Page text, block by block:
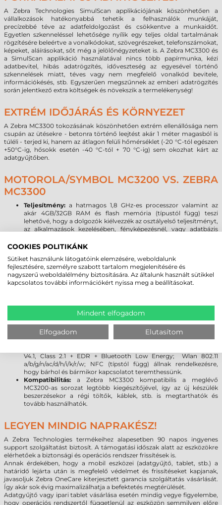
A Zebra Technologies SimulScan applikációjának köszönhetően a
vállalkozások hatékonyabbá tehetik a felhasználók munkáját,
precízebbé téve az adatfeldolgozást és csökkentve a munkaidőt.
Egyetlen szkenneléssel lehetősége nyílik egy teljes oldal tartalmának
rögzítésére beleértve a vonalkódokat, szövegrészeket, telefonszámokat,
képeket, aláírásokat, sőt még a jelölőnégyzeteket is. A Zebra MC3300 és
a SimulScan applikáció használatával nincs több papírmunka, kézi
adatbevitel, hibás adatrögzítés, időveszteség az egyesével történő
szkennelések miatt, téves vagy nem megfelelő vonalkód bevitele,
információkésés, stb. Egyszerűen megszűnnek az emberi adatrögzítés
során jelentkező extra költségek és növekszik a termelékenység!
EXTRÉM IDŐJÁRÁS ÉS KÖRNYEZET
A Zebra MC3300 tokozásának köszönhetően extrém ellenállósága nem
csupán az ütésekre - betonra történő leejtést akár 1 méter magasból is
túléli - terjed ki, hanem az átlagon felüli hőmérséklet (-20 °C-tól egészen
+50°C-ig, hősokk esetén -40 °C-tól + 70 °C-ig) sem okozhat kárt az
adatgyűjtőben.
MOTOROLA/SYMBOL MC3200 VS. ZEBRA
MC3300
Teljesítmény: a hatmagos 1,8 GHz-es processzor valamint az
akár 4GB/32GB RAM és flash memória (típustól függ) teszi
lehetővé, hogy a dolgozók kiélvezzék az osztályelső teljesítményt,
az alkalmazások kezelésében, fényképezésnél, vagy adatbázis
teljesítményt nyújt még a legnagyobb igényű multimédiás
Operációs rendszer:2020-ban megszűnik a Microsoft Windows
mobil operációs rendszerek támogatása, így az új OS forradalmi
hullám már a 24 órába lépett. A Zebra MC3300 terminálon a
legújabb Android 7.0 rendszer lehetővé teszi, hogy a programok
Windows rendszer váltásról
a Gorilla Glass kijelző növeli a szkenner tartósságát,
továbbá meggátolja a karcolások kialakulását. A sérülésekre
gyakorlatilag érzéketlen üveg törés vagy karcolódás nélkül
ellenáll a leggyakoribb leejtéseknek.
V4.1, Class 2.1 + EDR + Bluetooth Low Energy; Wlan 802.11
a/b/g/n/ac/d/h/i/k/r/w; NFC (típstól függ) állnak rendelkezésre,
hogy bárhol és bármikor kapcsolatot teremthessünk.
Kompatibilitás: a Zebra MC3300 kompatibilis a meglévő
MC3200-as sorozat legtöbb kiegészítőjével, így az új készülék
beszerzésekor a régi töltők, káblek, stb. is megtarthatók és
tovább használhatók.
LEGYEN MINDIG NAPRAKÉSZ!
A Zebra Technologies termékeihez alapesetben 90 napos ingyenes
support szolgáltatást biztosít. A támogatási időszak alatt az eszközökre
elérhetőek a biztonsági és operációs rendszer frissítések is.
Annak érdekében, hogy a mobil eszközei (adatgyűjtő, tablet, stb.) a
határidő lejárta után is megfelelő védelmet és frissítéseket kapjanak,
javasoljuk Zebra OneCare kiterjesztett garancia szolgáltatás vásárlását.
Így akár sok évig maximalizálhatja a befektetés megtérülését.
Adatgyűjtő vagy ipari tablet vásárlása esetén mindig vegye figyelembe,
hogy operációs rendszertől függetlenül az eszközön semmilyen előre
COOKIES POLITIKÁNK
Sütiket használunk látogatóink elemzésére, weboldalunk
fejlesztésére, személyre szabott tartalom megjelenítésére és
nagyszerű weboldalélmény biztosítására. Az általunk használt sütikkel
kapcsolatos további információkért nyissa meg a beállításokat.
Mindent elfogadom
Elfogadom Elutasítom